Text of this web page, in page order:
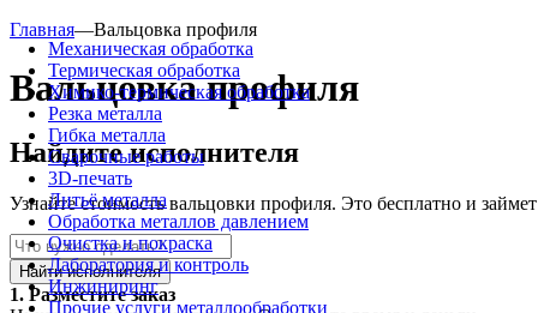
Механическая обработка
Термическая обработка
Химико-термическая обработка
Резка металла
Гибка металла
Сварочные работы
3D-печать
Литьё металла
Обработка металлов давлением
Очистка и покраска
Лаборатория и контроль
Инжиниринг
Прочие услуги металлообработки
Главная—Вальцовка профиля
Вальцовка профиля
Найдите исполнителя
Узнайте стоимость вальцовки профиля. Это бесплатно и
Найти исполнителя
1. Разместите заказ